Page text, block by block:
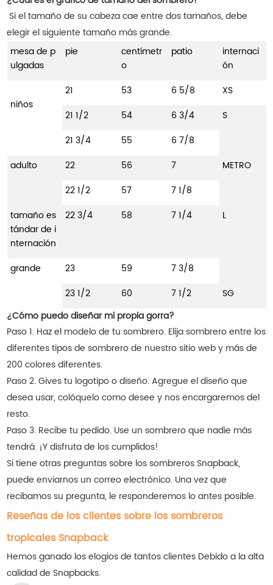
Si el tamaño de su cabeza cae entre dos tamaños, debe
elegir el siguiente tamaño más grande.
mesa de p
ulgadas
pie
centímetr
o
patio
internaci
ón
niños
21 53 6 5/8
XS
21 1/2
54 6 3/4
S
21 3/4
55
6 7/8
adulto
22 56 7
METRO
22 1/2
57
7 1/8
tamaño es
tándar de i
nternación
22 3/4 58 7 1/4 L
grande 23 59
7 3/8
23 1/2
60 7 1/2
SG
¿Cómo puedo diseñar mi propia gorra?
Paso 1. Haz el modelo de tu sombrero. Elija sombrero entre los
diferentes tipos de sombrero de nuestro sitio web y más de
200 colores diferentes.
Paso 2. Gives tu logotipo o diseño. Agregue el diseño que
desea usar, colóquelo como desee y nos encargaremos del
resto.
Paso 3. Recibe tu pedido. Use un sombrero que nadie más
tendrá. ¡Y disfruta de los cumplidos!
Si tiene otras preguntas sobre los sombreros Snapback,
puede enviarnos un correo electrónico. Una vez que
recibamos su pregunta, le responderemos lo antes posible.
Reseñas de los clientes sobre los sombreros
tropicales Snapback
Hemos ganado los elogios de tantos clientes Debido a la alta
calidad de Snapbacks.